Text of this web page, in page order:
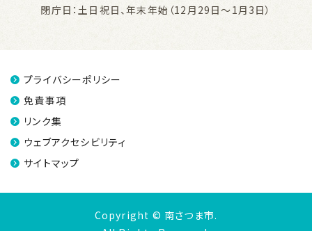
閉庁日：土日祝日、年末年始（12月29日～1月3日）
プライバシーポリシー
免責事項
リンク集
ウェブアクセシビリティ
サイトマップ
Copyright © 南さつま市.